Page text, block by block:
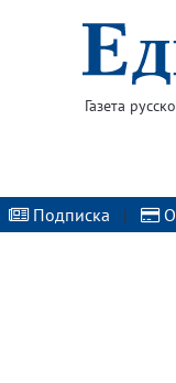
Газета
Подписка |